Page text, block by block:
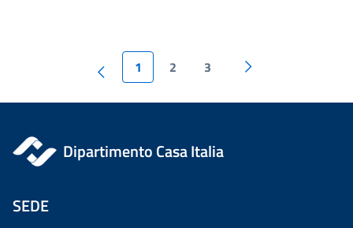
1 2 3
Dipartimento Casa Italia
SEDE